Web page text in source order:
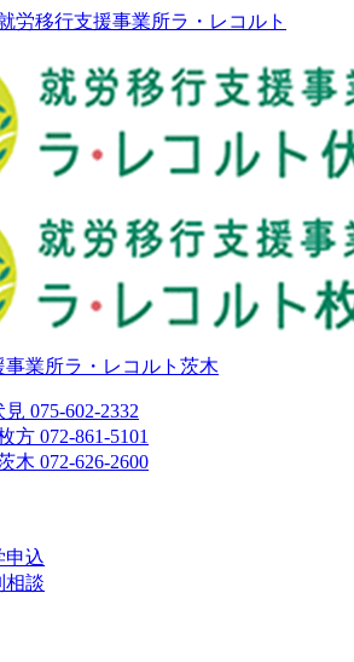
労移行支援事業所ラ・レコルト
075-602-2332
方 072-861-5101
木 072-626-2600
申込
相談